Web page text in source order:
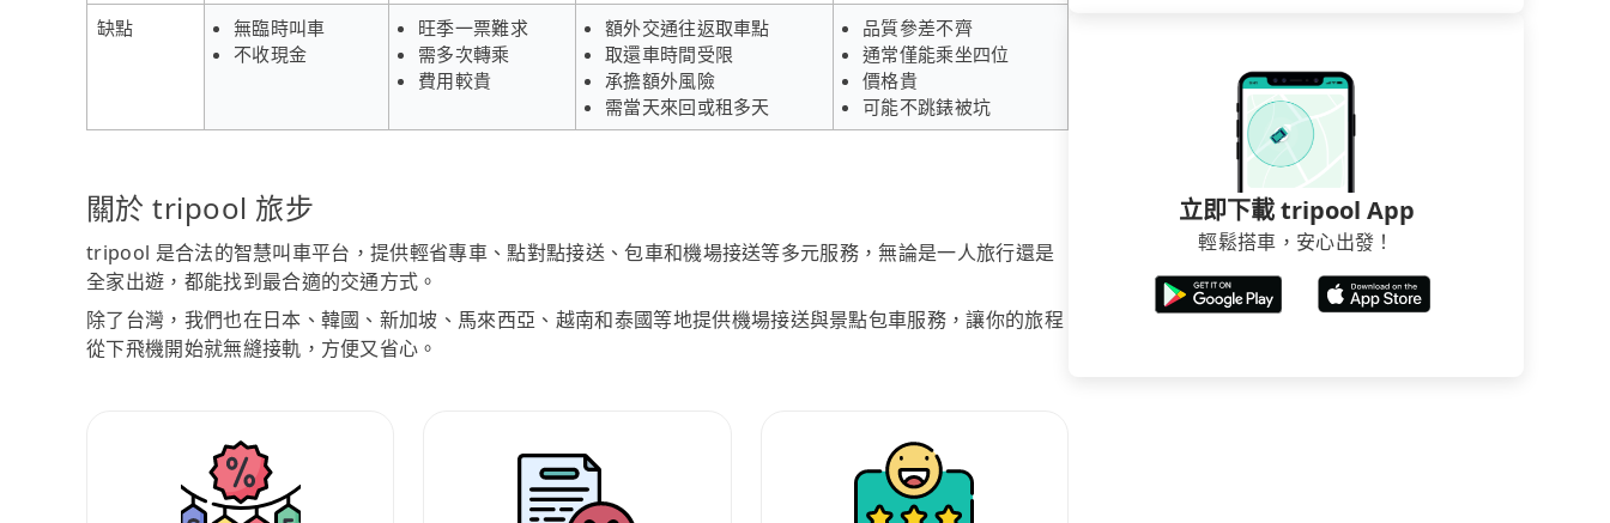
缺點
無臨時叫車
不收現金
旺季一票難求
需多次轉乘
費用較貴
額外交通往返取車點
取還車時間受限
承擔額外風險
需當天來回或租多天
品質參差不齊
通常僅能乘坐四位
價格貴
可能不跳錶被坑
關於 tripool 旅步
tripool 是合法的智慧叫車平台，提供輕省專車、點對點接送、包車和機場接送等多元服務，無論是一人旅行還是
全家出遊，都能找到最合適的交通方式。
除了台灣，我們也在日本、韓國、新加坡、馬來西亞、越南和泰國等地提供機場接送與景點包車服務，讓你的旅程
從下飛機開始就無縫接軌，方便又省心。
立即下載 tripool App
輕鬆搭車，安心出發！